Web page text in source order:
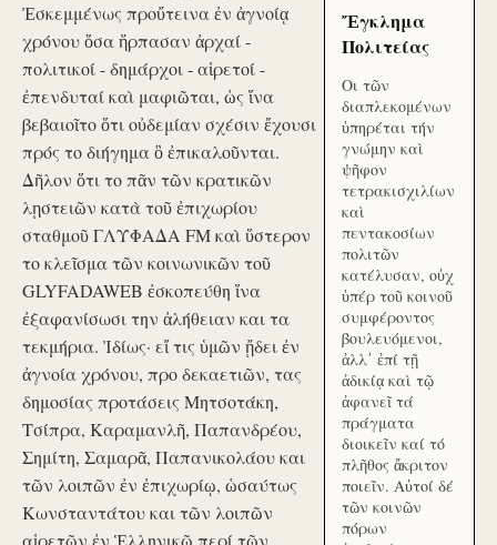
Ἐσκεμμένως προὔτεινα ἐν ἀγνοίᾳ
χρόνου ὅσα ἥρπασαν ἀρχαί -
πολιτικοί - δημάρχοι - αἱρετοί -
ἐπενδυταί καὶ μαφιῶται, ὡς ἵνα
βεβαιοῖτο ὅτι οὐδεμίαν σχέσιν ἔχουσι
πρός το διήγημα ὃ ἐπικαλοῦνται.
Δῆλον ὅτι το πᾶν τῶν κρατικῶν
λῃστειῶν κατὰ τοῦ ἐπιχωρίου
σταθμοῦ ΓΛΥΦΑΔΑ FM καὶ ὕστερον
το κλεῖσμα τῶν κοινωνικῶν τοῦ
GLYFADAWEB ἐσκοπεύθη ἵνα
ἐξαφανίσωσι την ἀλήθειαν και τα
τεκμήρια. Ἰδίως· εἴ τις ὑμῶν ᾔδει ἐν
ἀγνοία χρόνου, προ δεκαετιῶν, τας
δημοσίας προτάσεις Μητσοτάκη,
Τσίπρα, Καραμανλῆ, Παπανδρέου,
Σημίτη, Σαμαρᾶ, Παπανικολάου και
τῶν λοιπῶν ἐν ἐπιχωρίῳ, ὡσαύτως
Κωνσταντάτου και τῶν λοιπῶν
αἱρετῶν ἐν Ἑλληνικῷ περί τῶν
Ἔγκλημα
Πολιτείας
Οι τῶν
διαπλεκομένων
ὑπηρέται τήν
γνώμην καὶ
ψῆφον
τετρακισχιλίων
καὶ
πεντακοσίων
πολιτῶν
κατέλυσαν, οὐχ
ὑπέρ τοῦ κοινοῦ
συμφέροντος
βουλευόμενοι,
ἀλλ᾽ ἐπί τῇ
ἀδικίᾳ καὶ τῷ
ἀφανεῖ τά
πράγματα
διοικεῖν καί τό
πλῆθος ἄκριτον
ποιεῖν. Αὐτοί δέ
τῶν κοινῶν
πόρων